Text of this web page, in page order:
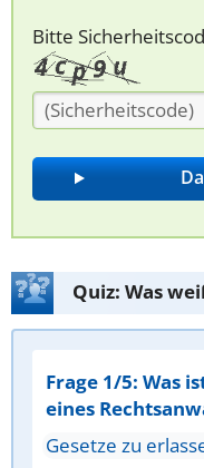
Bitte
Quiz: Was
Frage 1/5: Was
eines
Gesetze zu